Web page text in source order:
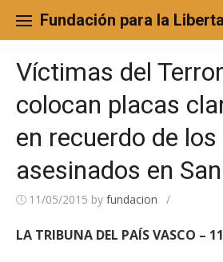
content
Fundación para la
Víctimas del
colocan placas
en recuerdo de los
asesinados en
11/05/2015 by fundacion /
LA TRIBUNA DEL PAÍS VASCO –